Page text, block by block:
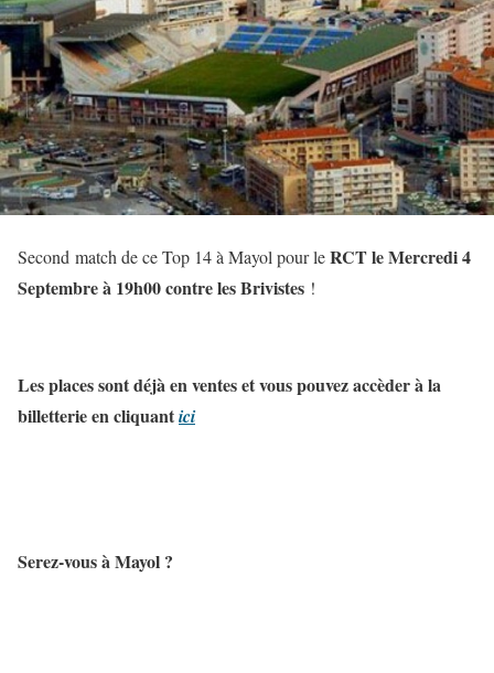
Second match de ce Top 14 à Mayol pour leRCT le Mercredi 4
Septembre à 19h00 contre les Brivistes !
Les places sont déjà en ventes et vous pouvez accèder à la
billetterie en cliquantici
Serez-vous à Mayol ?